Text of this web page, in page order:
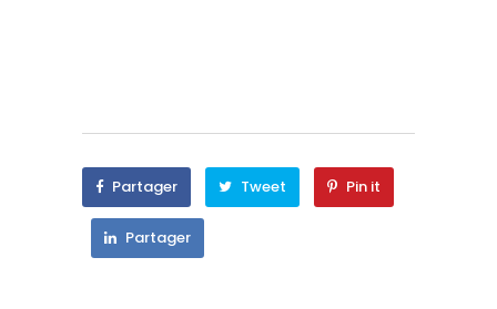
Partager Tweet Pin it
Partager